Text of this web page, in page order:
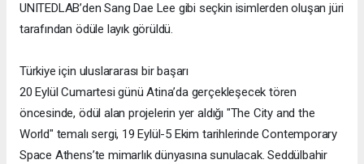
UNITEDLAB’den Sang Dae Lee gibi seçkin isimlerden oluşan jüri
tarafından ödüle layık görüldü.
Türkiye için uluslararası bir başarı
20 Eylül Cumartesi günü Atina’da gerçekleşecek tören
öncesinde, ödül alan projelerin yer aldığı "The City and the
World" temalı sergi, 19 Eylül-5 Ekim tarihlerinde Contemporary
Space Athens’te mimarlık dünyasına sunulacak. Seddülbahir